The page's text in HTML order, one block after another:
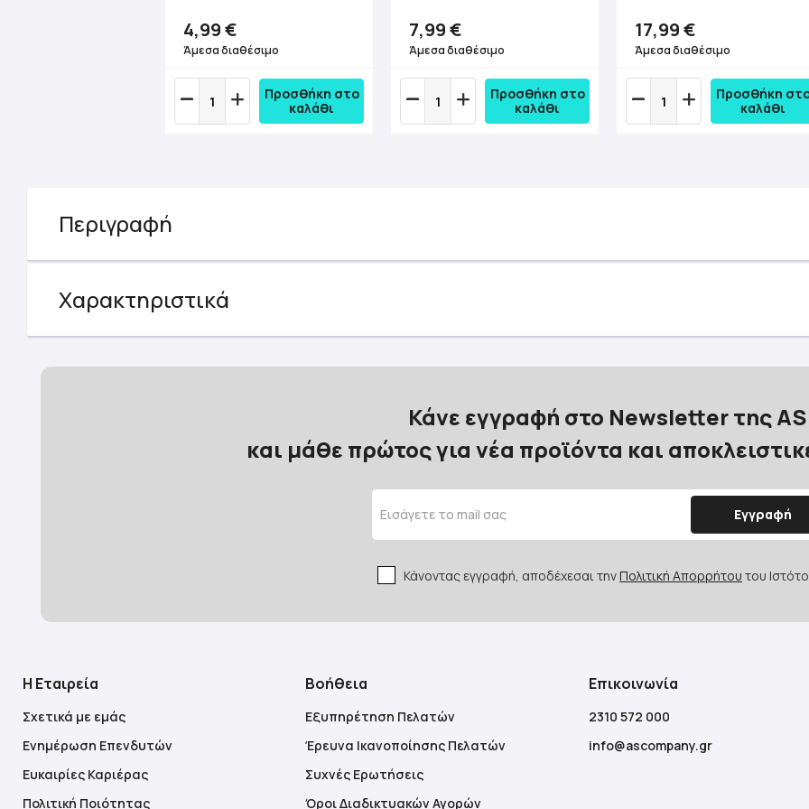
4,99 €
Άμεσα διαθέσιμο
Προσθήκη στο
καλάθι
7,99 €
Άμεσα διαθέσιμο
Προσθήκη στο
καλάθι
17,99 €
Άμεσα διαθέσιμο
Προσθήκη
καλάθι
Περιγραφή
Χαρακτηριστικά
Κάνε εγγραφή στο Newsletter της AS
και μάθε πρώτος για νέα προϊόντα και
Εγγραφή
Κάνοντας εγγραφή, αποδέχεσαι τηνΠολιτική Απορρήτου του
Η Εταιρεία
Σχετικά με εμάς
Ενημέρωση Επενδυτών
Ευκαιρίες Καριέρας
Πολιτική Ποιότητας
Βοήθεια
Εξυπηρέτηση Πελατών
Έρευνα Ικανοποίησης Πελατών
Συχνές Ερωτήσεις
Όροι Διαδικτυακών Αγορών
Επικοινωνία
2310 572 000
info@ascompany.gr